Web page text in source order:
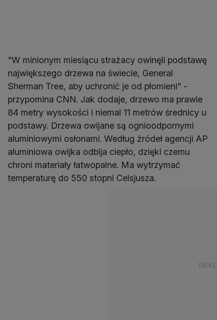
"W minionym miesiącu strażacy owinęli podstawę
największego drzewa na świecie, General
Sherman Tree, aby uchronić je od płomieni" -
przypomina CNN. Jak dodaje, drzewo ma prawie
84 metry wysokości i niemal 11 metrów średnicy u
podstawy. Drzewa owijane są ognioodpornymi
aluminiowymi osłonami. Według źródeł agencji AP
aluminiowa owijka odbija ciepło, dzięki czemu
chroni materiały łatwopalne. Ma wytrzymać
temperaturę do 550 stopni Celsjusza.